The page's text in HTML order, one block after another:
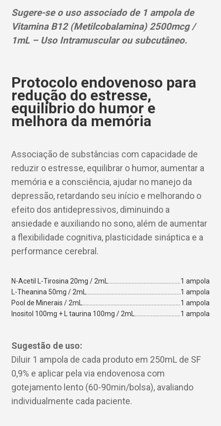
Sugere-se o uso associado de 1 ampola de
Vitamina B12 (Metilcobalamina) 2500mcg /
1mL – Uso Intramuscular ou subcutâneo.
Protocolo endovenoso para
redução do estresse,
equilíbrio do humor e
melhora da memória
Associação de substâncias com capacidade de
reduzir o estresse, equilibrar o humor, aumentar a
memória e a consciência, ajudar no manejo da
depressão, retardando seu início e melhorando o
efeito dos antidepressivos, diminuindo a
ansiedade e auxiliando no sono, além de aumentar
a flexibilidade cognitiva, plasticidade sináptica e a
performance cerebral.
N-Acetil L-Tirosina 20mg / 2mL
1 ampola
L-Theanina 50mg / 2mL
1 ampola
Pool de Minerais / 2mL
1 ampola
Inositol 100mg + L taurina 100mg / 2mL
1 ampola
Sugestão de uso:
Diluir 1 ampola de cada produto em 250mL de SF
0,9% e aplicar pela via endovenosa com
gotejamento lento (60-90min/bolsa), avaliando
individualmente cada paciente.